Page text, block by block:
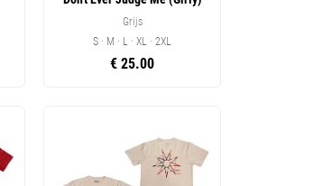
Grijs
S · M · L · XL · 2XL
€ 25.00